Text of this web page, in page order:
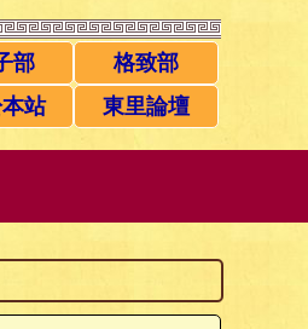
部
格致部
站 東里論壇